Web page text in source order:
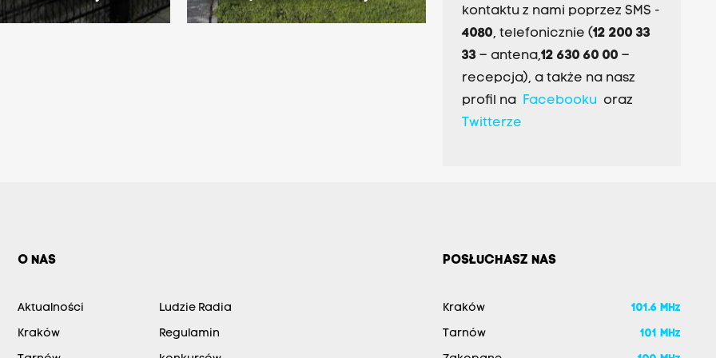
kontaktu z nami poprzez SMS -
4080, telefonicznie (12 200 33
33– antena,12 630 60 00 –
recepcja), a także na nasz
profil na Facebookuoraz
Twitterze
O NAS
Aktualności
Kraków
Ludzie Radia
Regulamin
POSŁUCHASZ NAS
Kraków 101.6 MHz
Tarnów 101 MHz